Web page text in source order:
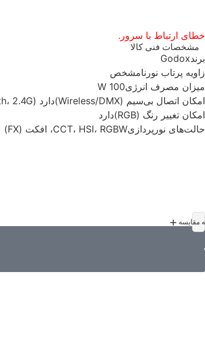
خطای ارتباط با سرور.
مشخصات فنی کالا
برندGodox
زاویه پرتاب نور نامشخص
میزان مصرف انرژی100 W
امکان اتصال بی‌سیم (Wireless/DMX)
دارد (Bluetooth، 2.4G)
امکان تغییر رنگ (RGB)
دارد
حالت‌های نورپردازیCCT، HSI، RGBW، افکت (FX)
مقایسه